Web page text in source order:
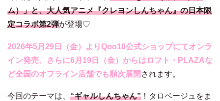
ム）」と、大人気アニメ『クレヨンしんちゃん』の日本限
定コラボ第2弾が登場♡
2026年5月29日（金）よりQoo10公式ショップにてオンラ
イン発売、さらに6月19日（金）からはロフト・PLAZAな
ど全国のオフライン店舗でも順次展開 されます。
今回のテーマは、 “ギャルしんちゃん” ！タロベージュをま